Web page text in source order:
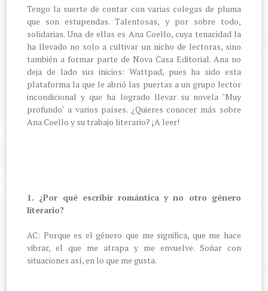
Tengo la suerte de contar con varias colegas de pluma
que son estupendas. Talentosas, y por sobre todo,
solidarias. Una de ellas es Ana Coello, cuya tenacidad la
ha llevado no solo a cultivar un nicho de lectoras, sino
también a formar parte de Nova Casa Editorial. Ana no
deja de lado sus inicios: Wattpad, pues ha sido esta
plataforma la que le abrió las puertas a un grupo lector
incondicional y que ha logrado llevar su novela "Muy
profundo" a varios países. ¿Quieres conocer más sobre
Ana Coello y su trabajo literario? ¡A leer!
1. ¿Por qué escribir romántica y no otro género
literario?
AC: Porque es el género que me significa, que me hace
vibrar, el que me atrapa y me envuelve. Soñar con
situaciones así, en lo que me gusta.